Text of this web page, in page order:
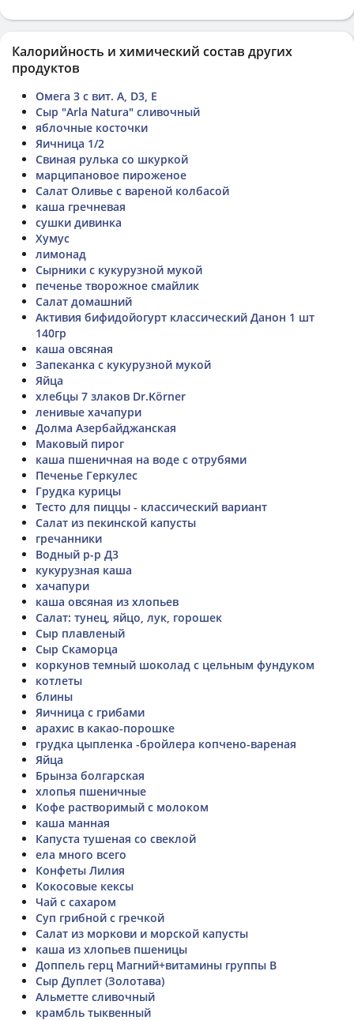
Калорийность и химический состав других
продуктов
Омега 3 с вит. А, D3, Е
Сыр "Arla Natura" сливочный
яблочные косточки
Яичница 1/2
Свиная рулька со шкуркой
марципановое пироженое
Салат Оливье с вареной колбасой
каша гречневая
сушки дивинка
Хумус
лимонад
Сырники с кукурузной мукой
печенье творожное смайлик
Салат домашний
Активия бифидойогурт классический Данон 1 шт
140гр
каша овсяная
Запеканка с кукурузной мукой
Яйца
хлебцы 7 злаков Dr.Körner
ленивые хачапури
Долма Азербайджанская
Маковый пирог
каша пшеничная на воде с отрубями
Печенье Геркулес
Грудка курицы
Тесто для пиццы - классический вариант
Салат из пекинской капусты
гречанники
Водный р-р Д3
кукурузная каша
хачапури
каша овсяная из хлопьев
Салат: тунец, яйцо, лук, горошек
Сыр плавленый
Сыр Скаморца
коркунов темный шоколад с цельным фундуком
котлеты
блины
Яичница с грибами
арахис в какао-порошке
грудка цыпленка -бройлера копчено-вареная
Яйца
Брынза болгарская
хлопья пшеничные
Кофе растворимый с молоком
каша манная
Капуста тушеная со свеклой
ела много всего
Конфеты Лилия
Кокосовые кексы
Чай с сахаром
Суп грибной с гречкой
Салат из моркови и морской капусты
каша из хлопьев пшеницы
Доппель герц Магний+витамины группы В
Сыр Дуплет (Золотава)
Альметте сливочный
крамбль тыквенный